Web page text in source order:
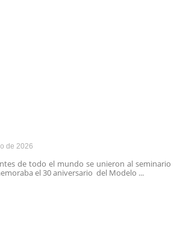
de 2026
de todo el mundo se unieron al seminario
el 30 aniversario del Modelo ...